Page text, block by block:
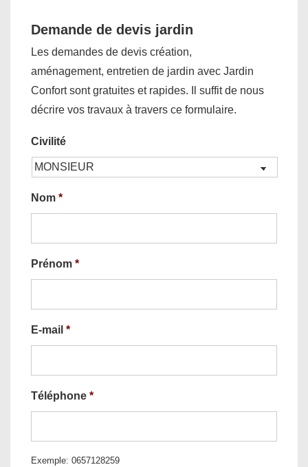
Demande de devis jardin
Les demandes de devis création,
aménagement, entretien de jardin avec Jardin
Confort sont gratuites et rapides. Il suffit de nous
décrire vos travaux à travers ce formulaire.
Civilité
Nom *
Prénom *
E-mail *
Téléphone *
Exemple: 0657128259